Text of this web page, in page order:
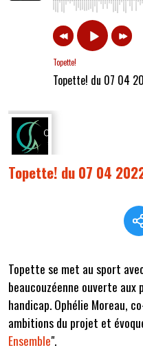
Topette!
Topette! du 07 04
Topette! du 07 04
Topette se met au sport
beaucouzéenne ouverte
handicap. Ophélie Moreau,
ambitions du projet et
Ensemble".